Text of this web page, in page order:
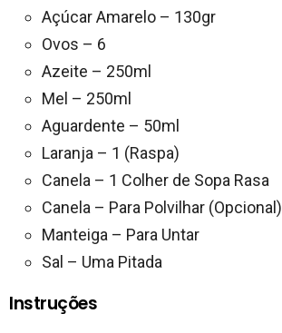
Açúcar Amarelo – 130gr
Ovos – 6
Azeite – 250ml
Mel – 250ml
Aguardente – 50ml
Laranja – 1 (Raspa)
Canela – 1 Colher de Sopa Rasa
Canela – Para Polvilhar (Opcional)
Manteiga – Para Untar
Sal – Uma Pitada
Instruções